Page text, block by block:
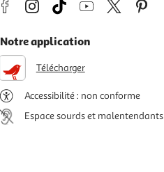
Notre application
Télécharger
Accessibilité : non conforme
Espace sourds et malentendants